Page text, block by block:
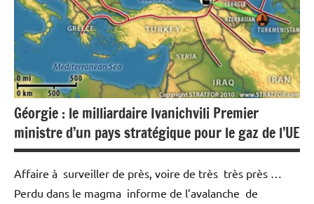
du
CAC40
Géorgie : le milliardaire Ivanichvili Premier
ministre d’un pays stratégique pour le gaz de l’UE
Affaire à surveiller de près, voire de très très près …
Perdu dans le magma informe de l’avalanche de